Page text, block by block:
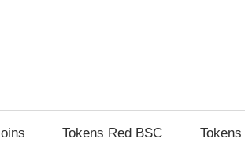
Tokens Red BSC